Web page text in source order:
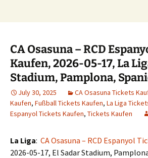
CA Osasuna – RCD
Kaufen, 2026-05-17, La
Stadium, Pamplona,
July 30, 2025 CA Osasuna Tickets
Kaufen, Fußball Tickets Kaufen, La Liga
Espanyol Tickets Kaufen, Tickets Kaufen
La Liga: CA Osasuna – RCD Espanyol
2026-05-17, El Sadar Stadium,